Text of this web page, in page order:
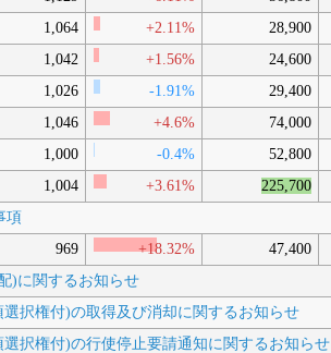
1,064 +2.11% 28,900
1,042 +1.56% 24,600
1,026 -1.91% 29,400
1,046 +4.6% 74,000
1,000 -0.4% 52,800
1,004 +3.61% 225,700
項
969 +18.32% 47,400
)に関するお知らせ
択権付)の取得及び消却に関するお知らせ
択権付)の行使停止要請通知に関するお知らせ